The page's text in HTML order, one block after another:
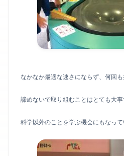
なかなか最適な速さにならず、何回も
諦めないで取り組むことはとても大事
科学以外のことを学ぶ機会にもなって